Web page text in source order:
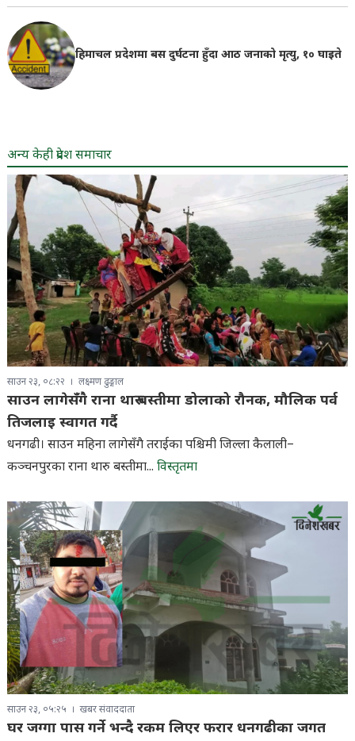
हिमाचल प्रदेशमा बस दुर्घटना हुँदा आठ जनाको मृत्यु, १० घाइते
अन्य केही प्रदेश समाचार
साउन २३, ०८:२२ लक्ष्मण ढुङ्गाल
साउन लागेसँगै राना थारु बस्तीमा डोलाको रौनक, मौलिक पर्व
तिजलाइ स्वागत गर्दै
धनगढी। साउन महिना लागेसँगै तराईका पश्चिमी जिल्ला कैलाली–
कञ्चनपुरका राना थारु बस्तीमा... विस्तृतमा
साउन २३, ०५:२५ खबर संवाददाता
घर जग्गा पास गर्ने भन्दै रकम लिएर फरार धनगढीका जगत